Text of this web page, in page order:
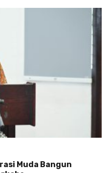
Muda Bangun